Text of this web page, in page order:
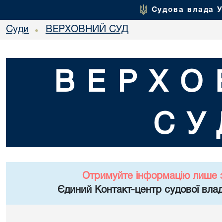
Судова влада
Суди • ВЕРХОВНИЙ СУД
Отримуйте інформацію лише
Єдиний Контакт-центр судової